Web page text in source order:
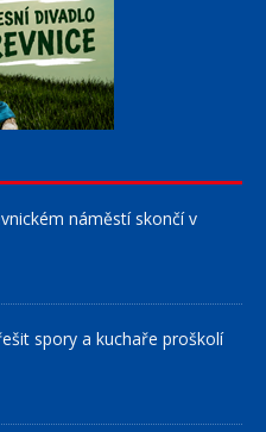
náměstí skončí v
spory a kuchaře proškolí